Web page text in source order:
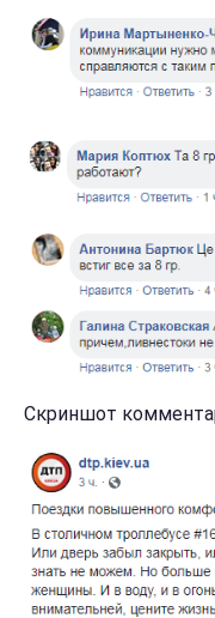
Скриншот